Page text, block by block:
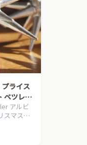
ライス
ベツレヘ
オーナ
アルビ
スマスを